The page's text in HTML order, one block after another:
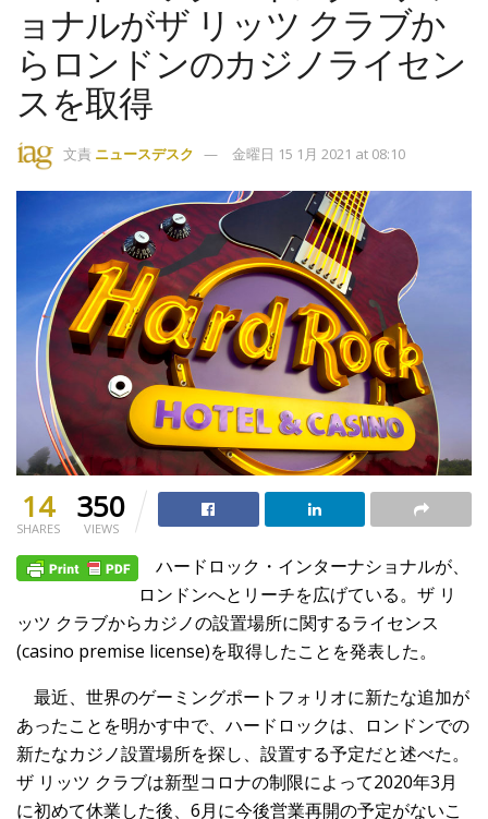
ョナルがザ リッツ クラブか
らロンドンのカジノライセン
スを取得
文責 ニュースデスク 金曜日 15 1月 2021 at 08:10
14
SHARES
350
VIEWS
ハードロック・インターナショナルが、
ロンドンへとリーチを広げている。ザ リ
ッツ クラブからカジノの設置場所に関するライセンス
(casino premise license)を取得したことを発表した。
最近、世界のゲーミングポートフォリオに新たな追加が
あったことを明かす中で、ハードロックは、ロンドンでの
新たなカジノ設置場所を探し、設置する予定だと述べた。
ザ リッツ クラブは新型コロナの制限によって2020年3月
に初めて休業した後、6月に今後営業再開の予定がないこ